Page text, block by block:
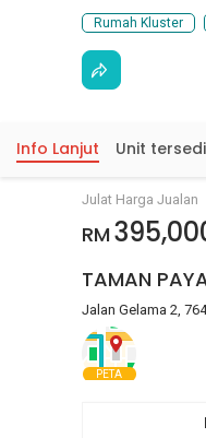
Rumah Kluster
Info Lanjut Unit
Julat Harga Jualan
RM
TAMAN
Jalan Gelama 2,
PETA